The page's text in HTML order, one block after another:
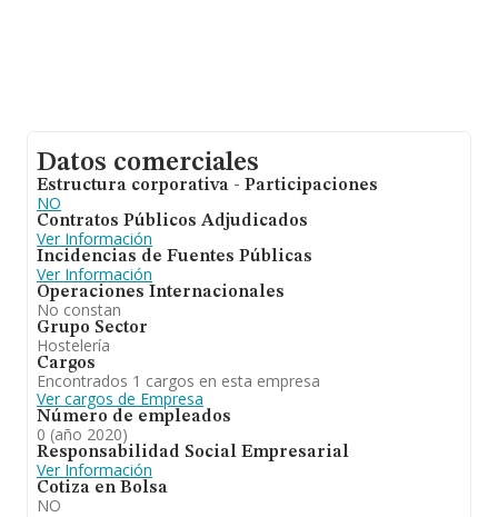
Datos comerciales
Estructura corporativa - Participaciones
NO
Contratos Públicos Adjudicados
Ver Información
Incidencias de Fuentes Públicas
Ver Información
Operaciones Internacionales
No constan
Grupo Sector
Hostelería
Cargos
Encontrados 1 cargos en esta empresa
Ver cargos de Empresa
Número de empleados
0 (año 2020)
Responsabilidad Social Empresarial
Ver Información
Cotiza en Bolsa
NO